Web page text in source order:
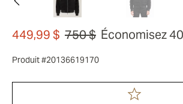
449,99 $ 750 $ Économisez
Produit #20136619170